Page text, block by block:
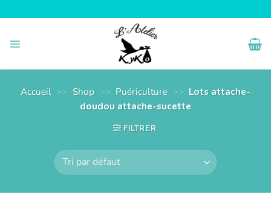
au
Accueil >> Shop >> Puériculture >> Lots attache-
doudou attache-sucette
FILTRER